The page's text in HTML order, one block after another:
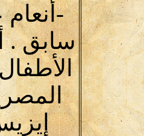
-
سابق .